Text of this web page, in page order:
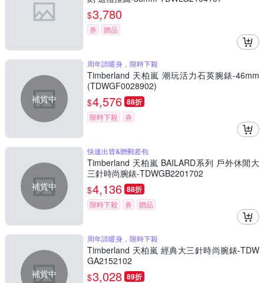
$3,780
券 贈品
補貨中
周年請暖身，限時下殺
Timberland 天柏嵐 潮玩活力石英腕錶-46mm
(TDWGF0028902)
$4,576 88折
限時下殺 券
補貨中
快速出貨&贈郵差包
Timberland 天柏嵐 BAILARD系列 戶外休閒大
三針時尚腕錶-TDWGB2201702
$4,136 88折
限時下殺 券 贈品
補貨中
周年請暖身，限時下殺
Timberland 天柏嵐 經典大三針時尚腕錶-TDW
GA2152102
$3,028 89折